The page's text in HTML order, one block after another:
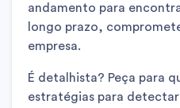
andamento para
longo prazo,
empresa.
É detalhista? Peça para
estratégias para